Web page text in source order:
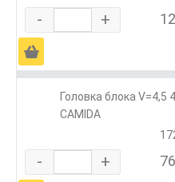
- +
Ä
Головка блока
CAMIDA
- +